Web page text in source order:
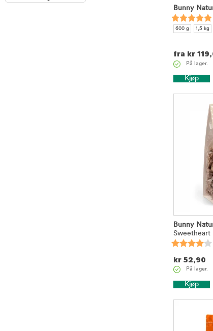
Bunny
600 g 1,5 kg
fra kr
På lager.
Kjøp
Bunny
Sweetheart
kr 52,90
På lager.
Kjøp